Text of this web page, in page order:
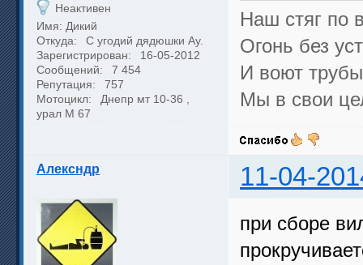
Неактивен
Имя: Дикий
Откуда:
С угодий дядюшки Ау.
Зарегистрирован:
16-05-2012
Сообщений:
7 454
Репутация:
757
Мотоцикл:
Днепр мт 10-36 ,
урал М 67
Наш стяг по
Огонь без
И воют
Мы в свои
Алексндр 11-04-
при сборе